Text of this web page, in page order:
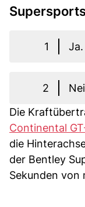
1 Ja.
2
Die
Continental
die
der Bentley
Sekunden von